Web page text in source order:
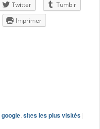
Twitter
Tumblr
Imprimer
google, sites les plus visités |